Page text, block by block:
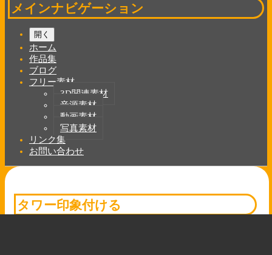
メインナビゲーション
開く
ホーム
作品集
ブログ
フリー素材
3D関連素材
音源素材
動画素材
写真素材
リンク集
お問い合わせ
タワー印象付ける